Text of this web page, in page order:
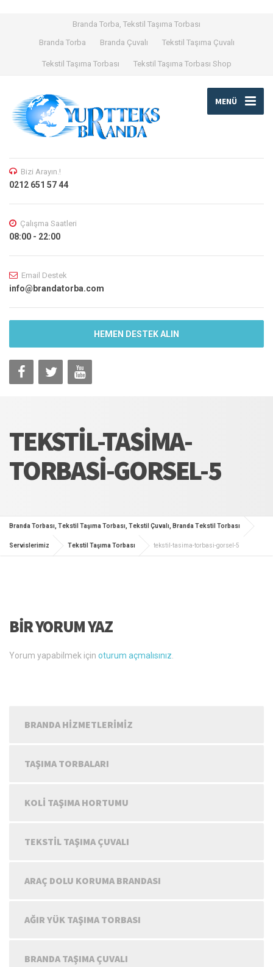
Branda Torba, Tekstil Taşıma Torbası
Branda Torba
Branda Çuvalı Tekstil Taşıma Çuvalı
Tekstil Taşıma Torbası Tekstil Taşıma Torbası Shop
MENÜ
Bizi Arayın.!
0212 651 57 44
Çalışma Saatleri
08:00 - 22:00
Email Destek
info@brandatorba.com
HEMEN DESTEK ALIN
TEKSTIL-TASIMA-
TORBASI-GORSEL-5
Branda Torbası, Tekstil Taşıma Torbası, Tekstil Çuvalı, Branda Tekstil Torbası
Servislerimiz Tekstil Taşıma Torbası tekstil-tasima-torbasi-gorsel-5
BIR YORUM YAZ
Yorum yapabilmek için oturum açmalısınız
BRANDA HIZMETLERIMIZ
TAŞIMA TORBALARI
KOLI TAŞIMA HORTUMU
TEKSTIL TAŞIMA ÇUVALI
ARAÇ DOLU KORUMA BRANDASI
AĞIR YÜK TAŞIMA TORBASI
BRANDA TAŞIMA ÇUVALI